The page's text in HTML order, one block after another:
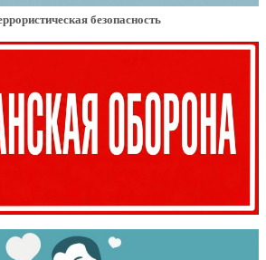
безопасность